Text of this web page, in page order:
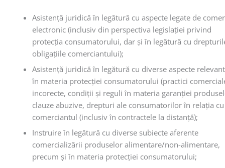
Asistenţă juridică în legătură cu aspecte legate de
electronic (inclusiv din perspectiva legislaţiei privind
protecţia consumatorului, dar şi în legătură cu
obligaţiile comerciantului);
Asistenţă juridică în legătură cu diverse aspecte
în materia protecţiei consumatorului (practici
incorecte, condiţii şi reguli în materia garanţiei
clauze abuzive, drepturi ale consumatorilor în relaţia cu
comerciantul (inclusiv în contractele la distanţă);
Instruire în legătură cu diverse subiecte aferente
comercializării produselor alimentare/non-alimentare,
precum şi în materia protecţiei consumatorului;